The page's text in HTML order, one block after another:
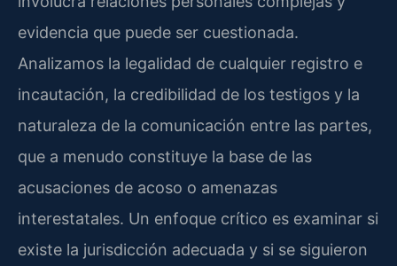
evidencia que puede ser cuestionada.
Analizamos la legalidad de cualquier registro e
incautación, la credibilidad de los testigos y la
naturaleza de la comunicación entre las partes,
que a menudo constituye la base de las
acusaciones de acoso o amenazas
interestatales. Un enfoque crítico es examinar si
existe la jurisdicción adecuada y si se siguieron